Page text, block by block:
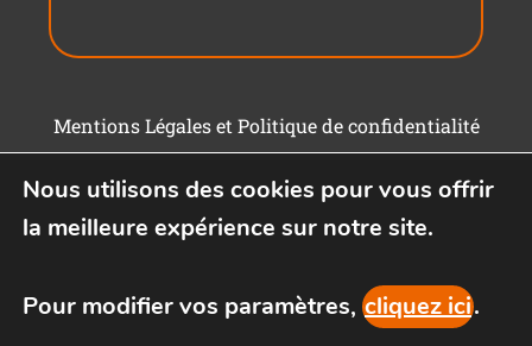
Mentions Légales et Politique de confidentialité
Nous utilisons des cookies pour vous offrir
la meilleure expérience sur notre site.
Pour modifier vos paramètres, cliquez ici.